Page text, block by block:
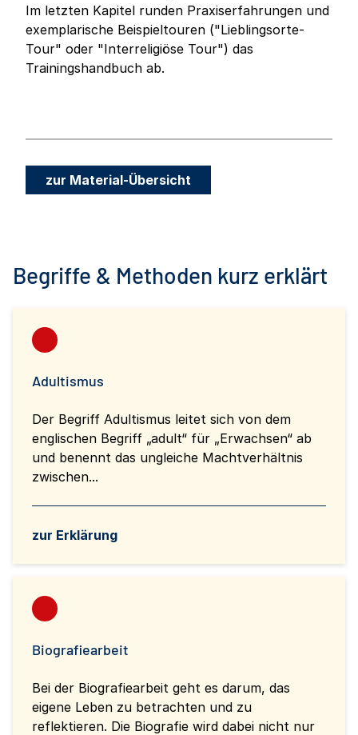
Im letzten Kapitel runden Praxiserfahrungen und
exemplarische Beispieltouren ("Lieblingsorte-
Tour" oder "Interreligiöse Tour") das
Trainingshandbuch ab.
zur Material-Übersicht
Begriffe & Methoden kurz erklärt
Adultismus
Der Begriff Adultismus leitet sich von dem
englischen Begriff „adult“ für „Erwachsen“ ab
und benennt das ungleiche Machtverhältnis
zwischen...
zur Erklärung
Biografiearbeit
Bei der Biografiearbeit geht es darum, das
eigene Leben zu betrachten und zu
reflektieren. Die Biografie wird dabei nicht nur